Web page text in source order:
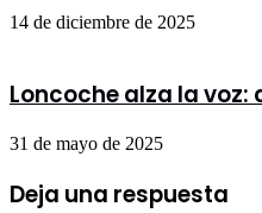
14 de diciembre de 2025
Loncoche alza la
31 de mayo de 2025
Deja una respuesta